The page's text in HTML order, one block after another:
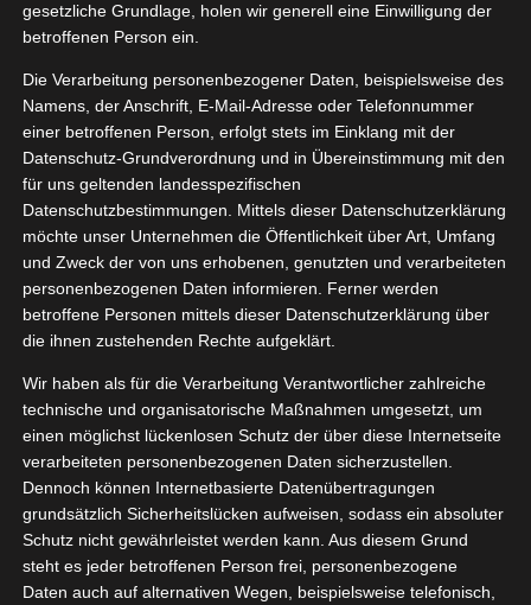
06, 2023
Pickel
Haut Pflege
Wellness
Compeed Anti-Pickel Patches
Juni 5, 2023 | Beauty,Haut,Pflege, Produktvorstellungen,
Wellness
gesetzliche Grundlage, holen wir generell eine Einwilligung der
betroffenen Person ein.
Die Verarbeitung personenbezogener Daten, beispielsweise des
Namens, der Anschrift, E-Mail-Adresse oder Telefonnummer
einer betroffenen Person, erfolgt stets im Einklang mit der
Datenschutz-Grundverordnung und in Übereinstimmung mit den
für uns geltenden landesspezifischen
Datenschutzbestimmungen. Mittels dieser Datenschutzerklärung
möchte unser Unternehmen die Öffentlichkeit über Art, Umfang
und Zweck der von uns erhobenen, genutzten und verarbeiteten
personenbezogenen Daten informieren. Ferner werden
betroffene Personen mittels dieser Datenschutzerklärung über
die ihnen zustehenden Rechte aufgeklärt.
Wir haben als für die Verarbeitung Verantwortlicher zahlreiche
technische und organisatorische Maßnahmen umgesetzt, um
einen möglichst lückenlosen Schutz der über diese Internetseite
verarbeiteten personenbezogenen Daten sicherzustellen.
Dennoch können Internetbasierte Datenübertragungen
grundsätzlich Sicherheitslücken aufweisen, sodass ein absoluter
Schutz nicht gewährleistet werden kann. Aus diesem Grund
steht es jeder betroffenen Person frei, personenbezogene
Daten auch auf alternativen Wegen, beispielsweise telefonisch,